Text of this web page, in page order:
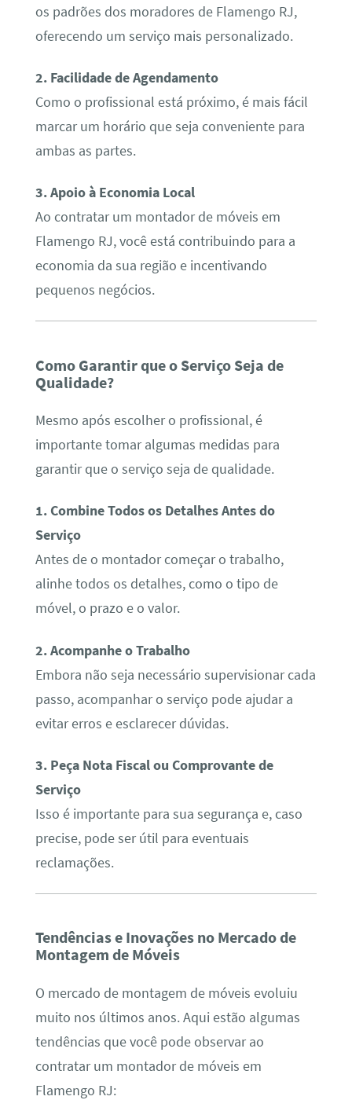
os padrões dos moradores de Flamengo RJ,
oferecendo um serviço mais personalizado.
2. Facilidade de Agendamento
Como o profissional está próximo, é mais fácil
marcar um horário que seja conveniente para
ambas as partes.
3. Apoio à Economia Local
Ao contratar um montador de móveis em
Flamengo RJ, você está contribuindo para a
economia da sua região e incentivando
pequenos negócios.
Como Garantir que o Serviço Seja de
Qualidade?
Mesmo após escolher o profissional, é
importante tomar algumas medidas para
garantir que o serviço seja de qualidade.
1. Combine Todos os Detalhes Antes do
Serviço
Antes de o montador começar o trabalho,
alinhe todos os detalhes, como o tipo de
móvel, o prazo e o valor.
2. Acompanhe o Trabalho
Embora não seja necessário supervisionar cada
passo, acompanhar o serviço pode ajudar a
evitar erros e esclarecer dúvidas.
3. Peça Nota Fiscal ou Comprovante de
Serviço
Isso é importante para sua segurança e, caso
precise, pode ser útil para eventuais
reclamações.
Tendências e Inovações no Mercado de
Montagem de Móveis
O mercado de montagem de móveis evoluiu
muito nos últimos anos. Aqui estão algumas
tendências que você pode observar ao
contratar um montador de móveis em
Flamengo RJ: